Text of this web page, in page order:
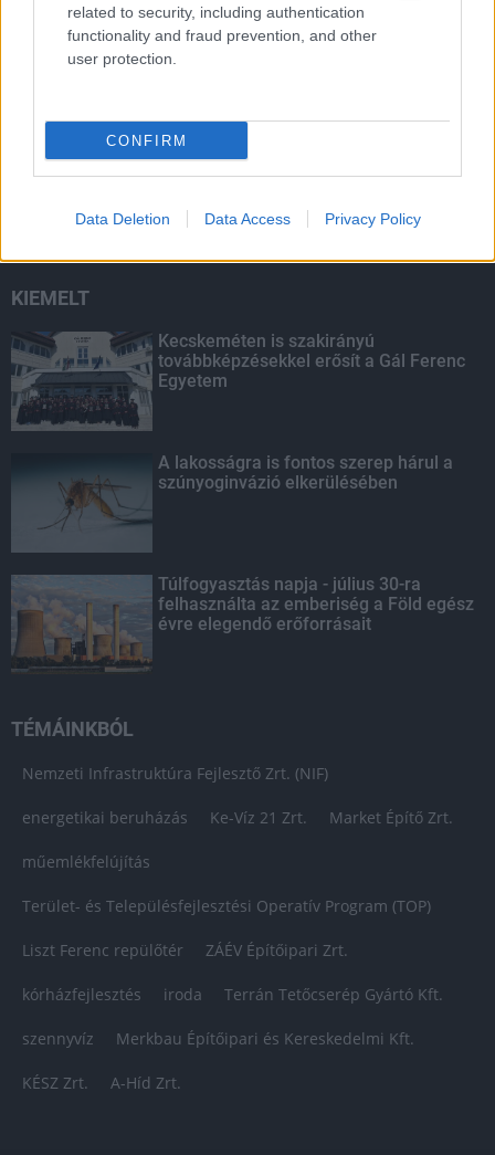
related to security, including authentication
functionality and fraud prevention, and other
user protection.
CONFIRM
Data Deletion Data Access Privacy Policy
Egyhetes országos ellenőrzést tart a
rendőrség a utakon
Gyárleállításokkal és átszervezett
termeléssel tehermentesíti a
KIEMELT
Kecskeméten is szakirányú
továbbképzésekkel erősít a Gál Ferenc
Egyetem
A lakosságra is fontos szerep hárul a
szúnyoginvázió elkerülésében
Túlfogyasztás napja - július 30-ra
felhasználta az emberiség a Föld egész
évre elegendő erőforrásait
TÉMÁINKBÓL
Nemzeti Infrastruktúra Fejlesztő Zrt. (NIF)
energetikai beruházás Ke-Víz 21 Zrt. Market Építő Zrt.
műemlékfelújítás
Terület- és Településfejlesztési Operatív Program (TOP)
Liszt Ferenc repülőtér ZÁÉV Építőipari Zrt.
kórházfejlesztés iroda Terrán Tetőcserép Gyártó Kft.
szennyvíz Merkbau Építőipari és Kereskedelmi Kft.
KÉSZ Zrt. A-Híd Zrt.